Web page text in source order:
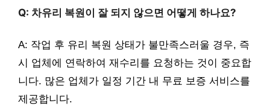
Q: 차유리 복원이 잘 되지 않으면 어떻게 하나요?
A: 작업 후 유리 복원 상태가 불만족스러울 경우, 즉
시 업체에 연락하여 재수리를 요청하는 것이 중요합
니다. 많은 업체가 일정 기간 내 무료 보증 서비스를
제공합니다.